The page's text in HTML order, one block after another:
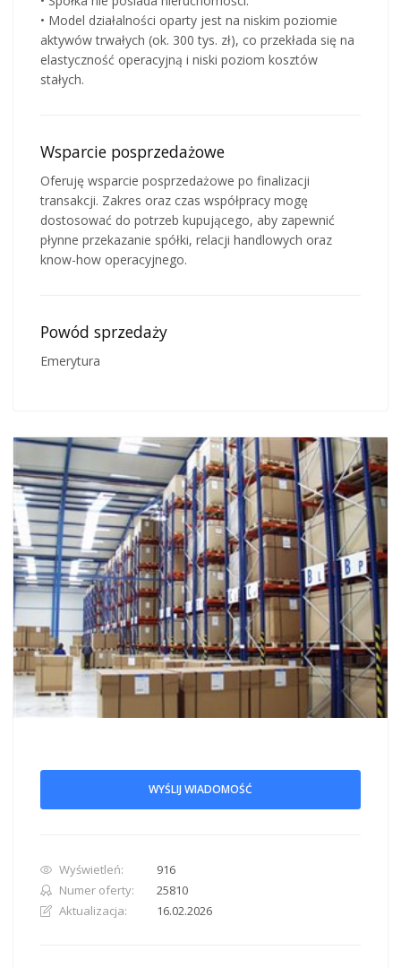
• Model działalności oparty jest na niskim poziomie
aktywów trwałych (ok. 300 tys. zł), co przekłada się na
elastyczność operacyjną i niski poziom kosztów
stałych.
Wsparcie posprzedażowe
Oferuję wsparcie posprzedażowe po finalizacji
transakcji. Zakres oraz czas współpracy mogę
dostosować do potrzeb kupującego, aby zapewnić
płynne przekazanie spółki, relacji handlowych oraz
know-how operacyjnego.
Powód sprzedaży
Emerytura
WYŚLIJ WIADOMOŚĆ
Wyświetleń:
916
Numer oferty:
25810
Aktualizacja:
16.02.2026